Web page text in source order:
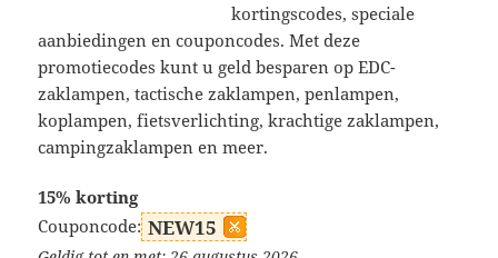
kortingscodes, speciale
aanbiedingen en couponcodes. Met deze
promotiecodes kunt u geld besparen op EDC-
zaklampen, tactische zaklampen, penlampen,
koplampen, fietsverlichting, krachtige zaklampen,
campingzaklampen en meer.
15% korting
Couponcode: NEW15